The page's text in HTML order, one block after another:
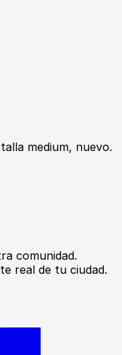
medium, nuevo.
comunidad.
real de tu ciudad.